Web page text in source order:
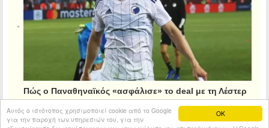
OK
Αυτός ο ιστότοπος χρησιμοποιεί cookie από το Google
για την παροχή των υπηρεσιών του, για την
Πώς ο Παναθηναϊκός «ασφάλισε» το deal με τη Λέστερ